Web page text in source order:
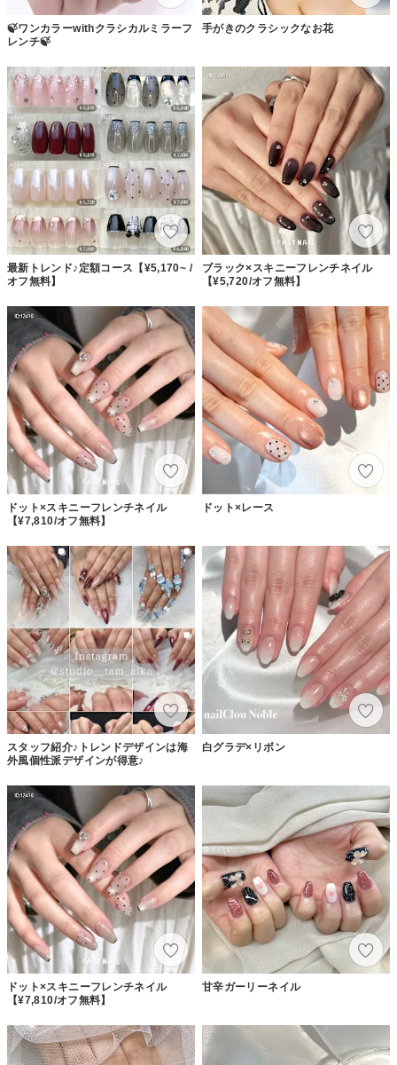
🍃ワンカラーwithクラシカルミラーフ
レンチ🍃
手がきのクラシックなお花
最新トレンド♪定額コース【¥5,170~ /
オフ無料】
ブラック×スキニーフレンチネイル
【¥5,720/オフ無料】
ドット×スキニーフレンチネイル
【¥7,810/オフ無料】
ドット×レース
スタッフ紹介♪トレンドデザインは海
外風個性派デザインが得意♪
白グラデ×リボン
ドット×スキニーフレンチネイル
【¥7,810/オフ無料】
甘辛ガーリーネイル